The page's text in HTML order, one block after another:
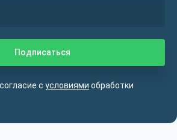
с условиями обработки